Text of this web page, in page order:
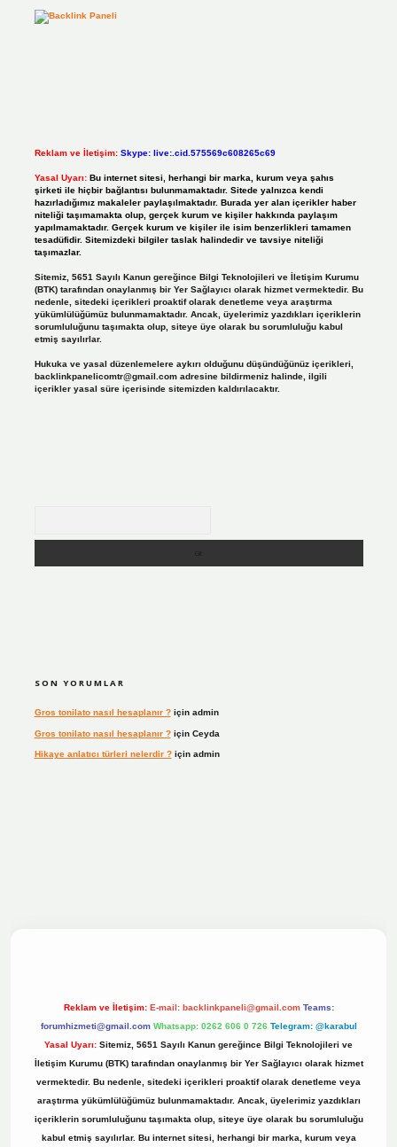
Reklam ve İletişim: Skype: live:.cid.575569c608265c69
Yasal Uyarı: Bu internet sitesi, herhangi bir marka, kurum veya şahıs
şirketi ile hiçbir bağlantısı bulunmamaktadır. Sitede yalnızca kendi
hazırladığımız makaleler paylaşılmaktadır. Burada yer alan içerikler haber
niteliği taşımamakta olup, gerçek kurum ve kişiler hakkında paylaşım
yapılmamaktadır. Gerçek kurum ve kişiler ile isim benzerlikleri tamamen
tesadüfidir. Sitemizdeki bilgiler taslak halindedir ve tavsiye niteliği
taşımazlar.
Sitemiz, 5651 Sayılı Kanun gereğince Bilgi Teknolojileri ve İletişim Kurumu
(BTK) tarafından onaylanmış bir Yer Sağlayıcı olarak hizmet vermektedir. Bu
nedenle, sitedeki içerikleri proaktif olarak denetleme veya araştırma
yükümlülüğümüz bulunmamaktadır. Ancak, üyelerimiz yazdıkları içeriklerin
sorumluluğunu taşımakta olup, siteye üye olarak bu sorumluluğu kabul
etmiş sayılırlar.
Hukuka ve yasal düzenlemelere aykırı olduğunu düşündüğünüz içerikleri,
backlinkpanelicomtr@gmail.comadresine bildirmeniz halinde, ilgili
içerikler yasal süre içerisinde sitemizden kaldırılacaktır.
SON YORUMLAR
Gros tonilato nasıl hesaplanır ?için admin
Gros tonilato nasıl hesaplanır ?için Ceyda
Hikaye anlatıcı türleri nelerdir ?için admin
Reklam ve İletişim: E-mail: backlinkpaneli@gmail.com Teams:
forumhizmeti@gmail.com Whatsapp: 0262 606 0 726 Telegram: @karabul
Yasal Uyarı: Sitemiz, 5651 Sayılı Kanun gereğince Bilgi Teknolojileri ve
İletişim Kurumu (BTK) tarafından onaylanmış bir Yer Sağlayıcı olarak hizmet
vermektedir. Bu nedenle, sitedeki içerikleri proaktif olarak denetleme veya
araştırma yükümlülüğümüz bulunmamaktadır. Ancak, üyelerimiz yazdıkları
içeriklerin sorumluluğunu taşımakta olup, siteye üye olarak bu sorumluluğu
kabul etmiş sayılırlar. Bu internet sitesi, herhangi bir marka, kurum veya